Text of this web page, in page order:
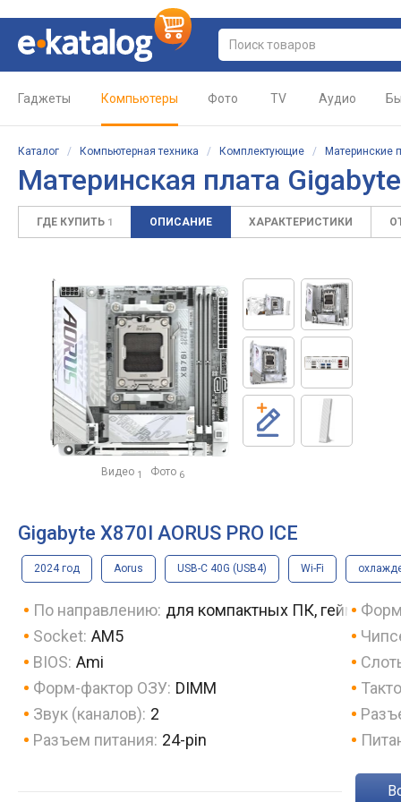
Гаджеты Компьютеры Фото TV Аудио
Каталог / Компьютерная техника / Комплектующие / Материнские
Материнская плата
ГДЕ КУПИТЬ 1 ОПИСАНИЕ ХАРАКТЕРИСТИКИ
Видео 1 Фото 6
Gigabyte X870I AORUS PRO ICE
2024 год Aorus USB-C 40G (USB4) Wi-Fi
По направлению: для компактных ПК,
Socket: AM5
BIOS: Ami
Форм-фактор ОЗУ: DIMM
Звук (каналов): 2
Разъем питания: 24-pin